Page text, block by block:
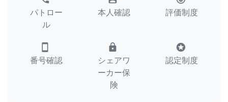
パトロー
ル
本人確認 評価制度
smartphone
番号確認
lock
シェアワ
ーカー保
険
stars
認定制度